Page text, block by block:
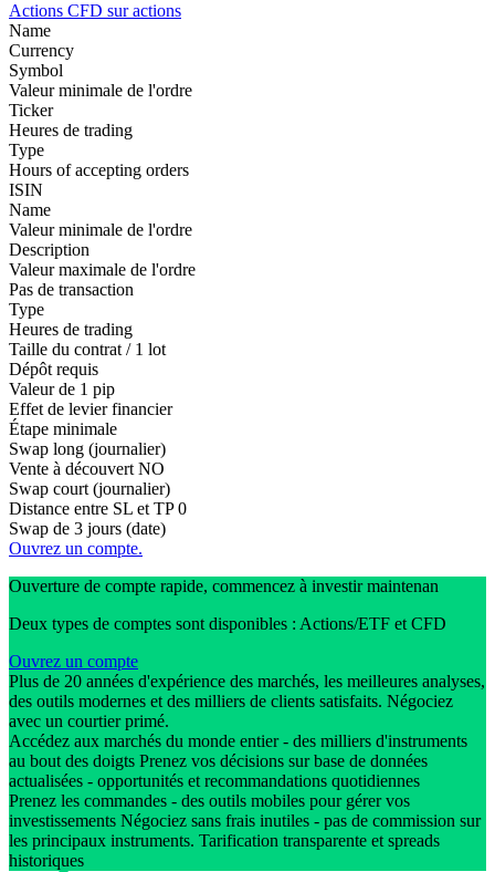
Actions CFD sur actions
Name
Currency
Symbol
Valeur minimale de l'ordre
Ticker
Heures de trading
Type
Hours of accepting orders
ISIN
Name
Valeur minimale de l'ordre
Description
Valeur maximale de l'ordre
Pas de transaction
Type
Heures de trading
Taille du contrat / 1 lot
Dépôt requis
Valeur de 1 pip
Effet de levier financier
Étape minimale
Swap long (journalier)
Vente à découvert NO
Swap court (journalier)
Distance entre SL et TP 0
Swap de 3 jours (date)
Ouvrez un compte.
Ouverture de compte rapide, commencez à investir maintenan
Deux types de comptes sont disponibles : Actions/ETF et CFD
Ouvrez un compte
Plus de 20 années d'expérience des marchés, les meilleures analyses,
des outils modernes et des milliers de clients satisfaits. Négociez
avec un courtier primé.
Accédez aux marchés du monde entier - des milliers d'instruments
au bout des doigts Prenez vos décisions sur base de données
actualisées - opportunités et recommandations quotidiennes
Prenez les commandes - des outils mobiles pour gérer vos
investissements Négociez sans frais inutiles - pas de commission sur
les principaux instruments. Tarification transparente et spreads
historiques